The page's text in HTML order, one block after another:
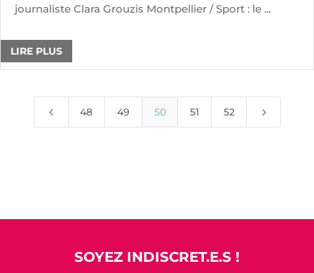
journaliste Clara Grouzis Montpellier / Sport : le ...
LIRE PLUS
4 48 49 50 51 52 5
SOYEZ INDISCRET.E.S !